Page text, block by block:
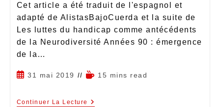
Cet article a été traduit de l'espagnol et
adapté de AlistasBajoCuerda et la suite de
Les luttes du handicap comme antécédents
de la Neurodiversité Années 90 : émergence
de la…
31 mai 2019 15 mins read
Continuer La Lecture